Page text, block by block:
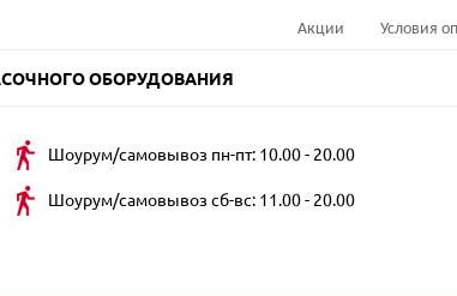
Акции Условия
ОБОРУДОВАНИЯ
Шоурум/самовывоз пн-пт: 10.00 - 20.00
Шоурум/самовывоз сб-вс: 11.00 - 20.00